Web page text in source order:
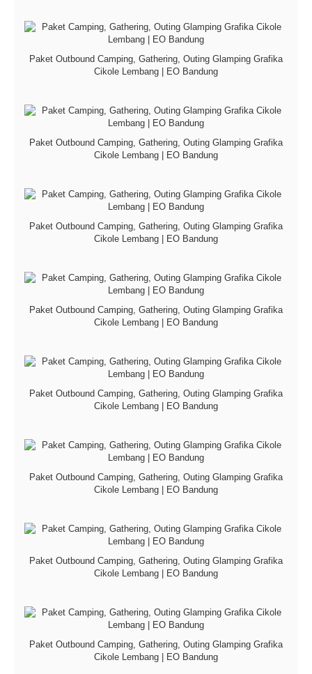
Paket Outbound Camping, Gathering, Outing Glamping Grafika
Cikole Lembang | EO Bandung
Paket Outbound Camping, Gathering, Outing Glamping Grafika
Cikole Lembang | EO Bandung
Paket Outbound Camping, Gathering, Outing Glamping Grafika
Cikole Lembang | EO Bandung
Paket Outbound Camping, Gathering, Outing Glamping Grafika
Cikole Lembang | EO Bandung
Paket Outbound Camping, Gathering, Outing Glamping Grafika
Cikole Lembang | EO Bandung
Paket Outbound Camping, Gathering, Outing Glamping Grafika
Cikole Lembang | EO Bandung
Paket Outbound Camping, Gathering, Outing Glamping Grafika
Cikole Lembang | EO Bandung
Paket Outbound Camping, Gathering, Outing Glamping Grafika
Cikole Lembang | EO Bandung